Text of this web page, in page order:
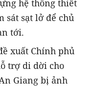
hệ thống thiết
sát sạt lở để chủ
tới.
xuất Chính phủ
trợ di dời cho
Giang bị ảnh